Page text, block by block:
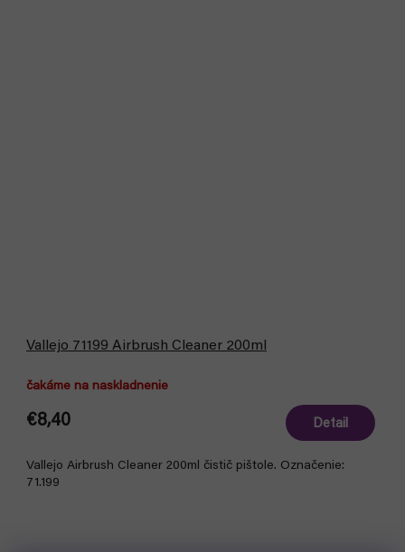
Vallejo 71199 Airbrush Cleaner 200ml
čakáme na naskladnenie
€8,40 Detail
Vallejo Airbrush Cleaner 200ml čistič pištole. Označenie:
71.199